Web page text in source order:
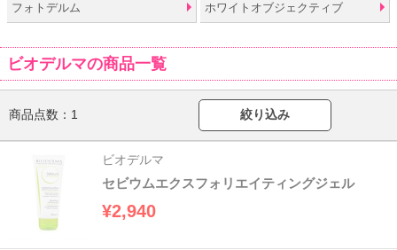
フォトデルム ホワイトオブジェクティブ
ビオデルマの商品一覧
商品点数： 1 絞り込み
ビオデルマ
セビウムエクスフォリエイティングジェル
¥2,940